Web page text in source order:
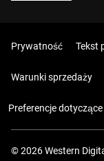
Prywatność Tekst
Warunki sprzedaży
Preferencje
© 2026 Western